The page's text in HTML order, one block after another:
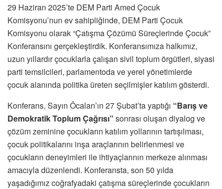
29 Haziran 2025’te DEM Parti Amed Çocuk
Komisyonu’nun ev sahipliğinde, DEM Parti Çocuk
Komisyonu olarak “Çatışma Çözümü Süreçlerinde Çocuk”
Konferansını gerçekleştirdik. Konferansımıza halkımız,
uzun yıllardır çocuklarla çalışan sivil toplum örgütleri, siyasi
parti temsilcileri, parlamentoda ve yerel yönetimlerde
çocuk alanında politika üreten seçilmişler katılım gösterdi.
Konferans, Sayın Öcalan’ın 27 Şubat’ta yaptığı “Barış ve
Demokratik Toplum Çağrısı” sonrası oluşan diyalog ve
çözüm zeminine çocukların katılım yollarının tartışılması,
çocuk politikalarını inşa araçlarının belirlenmesi ve
çocukların deneyimleri ile ihtiyaçlarının merkeze alınması
amacıyla düzenlendi. Konferansta, son 50 yılda
yaşadığımız coğrafyadaki çatışma süreçlerinde çocukların